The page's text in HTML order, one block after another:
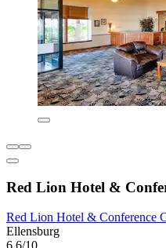
Red Lion Hotel &
Red Lion Hotel & Conference
Ellensburg